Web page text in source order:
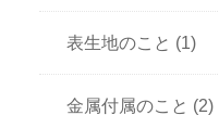
表生地のこと (1)
金属付属のこと (2)